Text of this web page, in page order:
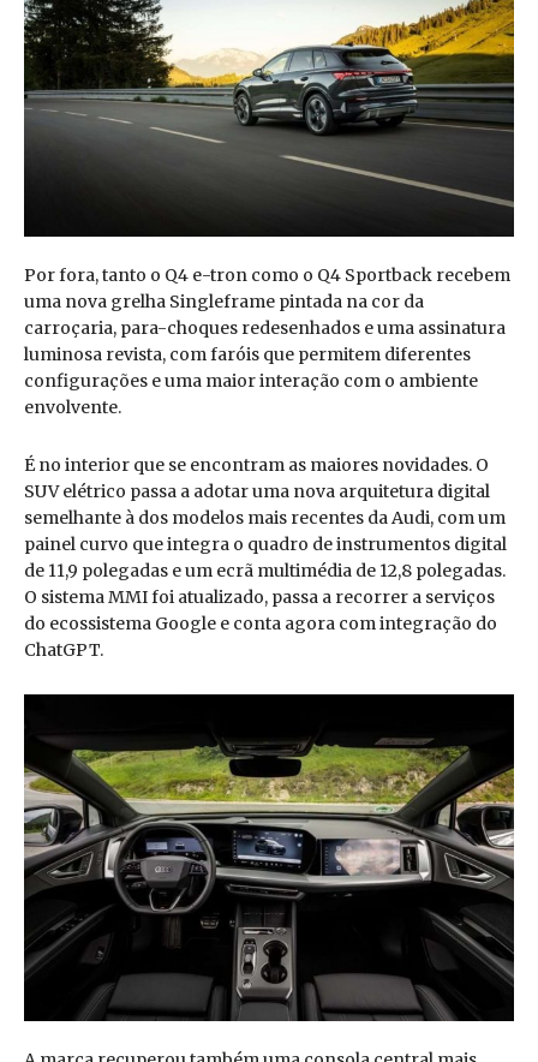
Por fora, tanto o Q4 e-tron como o Q4 Sportback recebem
uma nova grelha Singleframe pintada na cor da
carroçaria, para-choques redesenhados e uma assinatura
luminosa revista, com faróis que permitem diferentes
configurações e uma maior interação com o ambiente
envolvente.
É no interior que se encontram as maiores novidades. O
SUV elétrico passa a adotar uma nova arquitetura digital
semelhante à dos modelos mais recentes da Audi, com um
painel curvo que integra o quadro de instrumentos digital
de 11,9 polegadas e um ecrã multimédia de 12,8 polegadas.
O sistema MMI foi atualizado, passa a recorrer a serviços
do ecossistema Google e conta agora com integração do
ChatGPT.